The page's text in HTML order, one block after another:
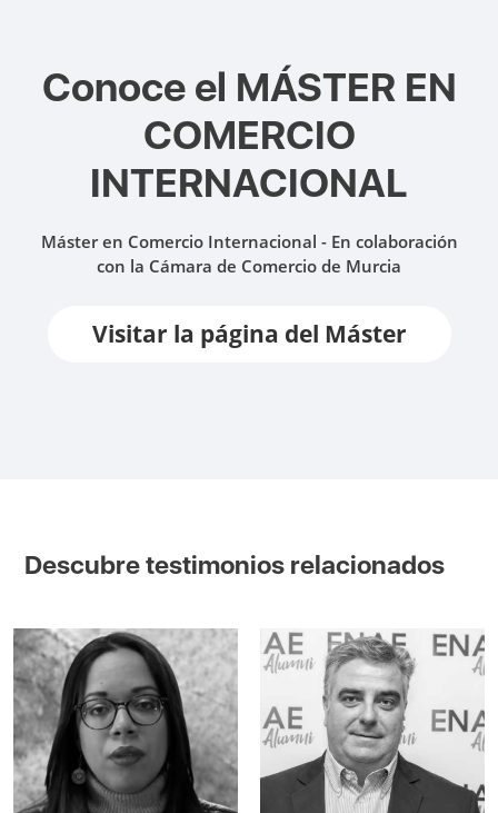
Conoce el MÁSTER EN
COMERCIO
INTERNACIONAL
Máster en Comercio Internacional - En colaboración
con la Cámara de Comercio de Murcia
Visitar la página del Máster
Descubre testimonios relacionados